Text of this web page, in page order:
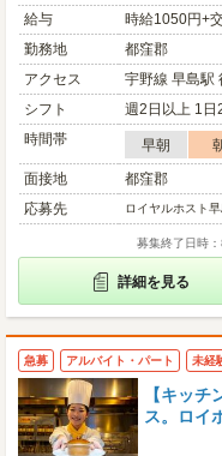
給与
時給1050円+
勤務地
都窪郡
アクセス
宇野線 早島駅
シフト
週2日以上 1日
時間帯
早朝
面接地
都窪郡
応募先
ロイヤルホスト
募集終了日時
詳細を見る
急募 アルバイト・パート 未経
【キッ
ス。ロイ